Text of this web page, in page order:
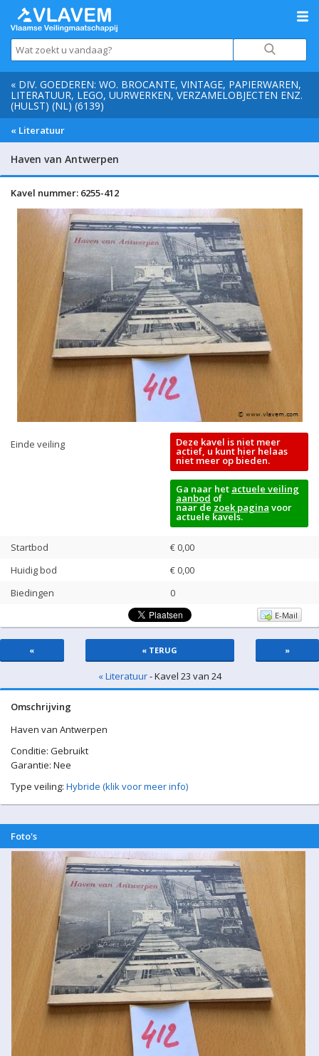
« DIV. GOEDEREN: WO. BROCANTE, VINTAGE, PAPIERWAREN,
LITERATUUR, LEGO, UURWERKEN, VERZAMELOBJECTEN ENZ.
(HULST) (NL) (6139)
« Literatuur
Haven van Antwerpen
Kavel nummer: 6255-412
Einde veiling Deze kavel is niet meer
actief, u kunt hier helaas
niet meer op bieden.
Ga naar het actuele veiling
aanbod of
naar de zoek pagina voor
actuele kavels.
Startbod
€ 0,00
Huidig bod
€0,00
Biedingen
0
E-Mail
« « TERUG »
« Literatuur- Kavel 23 van 24
Omschrijving
Haven van Antwerpen
Conditie: Gebruikt
Garantie: Nee
Type veiling: Hybride (klik voor meer info)
Foto's